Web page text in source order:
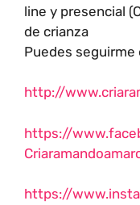
line y presencial
de crianza
Puedes seguirme
http://www.
https://
https://